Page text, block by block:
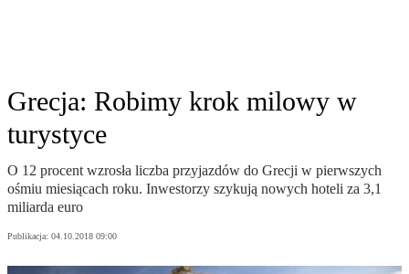
Grecja: Robimy krok milowy w
turystyce
O 12 procent wzrosła liczba przyjazdów do Grecji w pierwszych
ośmiu miesiącach roku. Inwestorzy szykują nowych hoteli za 3,1
miliarda euro
Publikacja: 04.10.2018 09:00